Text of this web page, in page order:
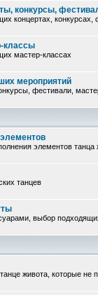
конкурсы,
концертах, конкурсах,
классы
мастер-классах
мероприятий
фестивали,
элементов танца
танцев
выбор
живота, которые не